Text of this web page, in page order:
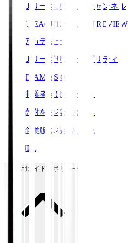
Ｊリーグメディアチャンネル
J.LEAGUE SEASON REVIEW
アカデミー
Ｊリーグサステナビリティ
TEAM AS ONE
事業者向けサービス
寄附をお考えの方へ
企業版ふるさと納税
JFA
ご利用ガイド・ポリシー